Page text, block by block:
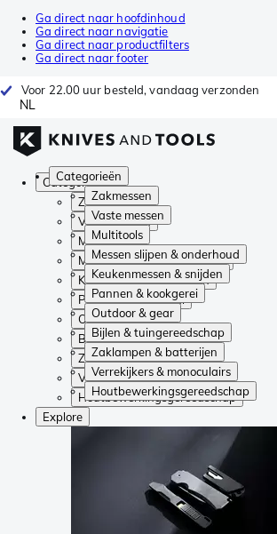
Ga direct naar hoofdinhoud
Ga direct naar navigatie
Ga direct naar productfilters
Ga direct naar footer
Voor 22.00 uur besteld, vandaag verzonden
NL
Categorieën
Zakmessen
Vaste messen
Multitools
Messen slijpen & onderhoud
Keukenmessen & snijden
Pannen & kookgerei
Outdoor & gear
Bijlen & tuingereedschap
Zaklampen & batterijen
Verrekijkers & monoculairs
Houtbewerkingsgereedschap
Categorieën
Zakmessen
Vaste messen
Multitools
Messen slijpen & onderhoud
Keukenmessen & snijden
Pannen & kookgerei
Outdoor & gear
Bijlen & tuingereedschap
Zaklampen & batterijen
Verrekijkers & monoculairs
Houtbewerkingsgereedschap
Explore